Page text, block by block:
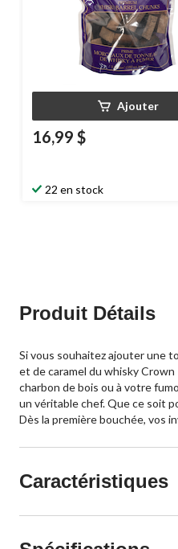
Ajouter
16,99 $
22 en stock
Produit Détails
Si vous souhaitez ajouter une
et de caramel du whisky
charbon de bois ou à votre
un véritable chef. Que ce soit
Dès la première bouchée, vos
Caractéristiques